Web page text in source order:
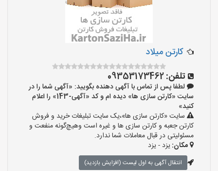
کارتن میلاد
تلفن:09353173462
لطفا پس از تماس با آگهی دهنده بگویید: «آگهی شما را در
سایت «کارتن سازی ها» دیده ام و کد «آگهی-143» را اعلام
کنید»
سایت «کارتن سازی ها»،یک سایت تبلیغات خرید و فروش
کارتن جعبه و کارتن سازی ها و غیره است وهیچ‌گونه منفعت و
مسئولیتی در قبال معاملات شما ندارد.
مکان:یزد - یزد
انتقال آگهی به اول لیست (افزایش بازدید)